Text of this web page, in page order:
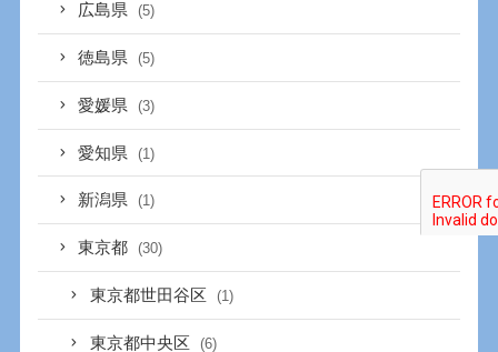
広島県 (5)
徳島県 (5)
愛媛県 (3)
愛知県 (1)
新潟県 (1)
東京都 (30)
東京都世田谷区 (1)
東京都中央区 (6)